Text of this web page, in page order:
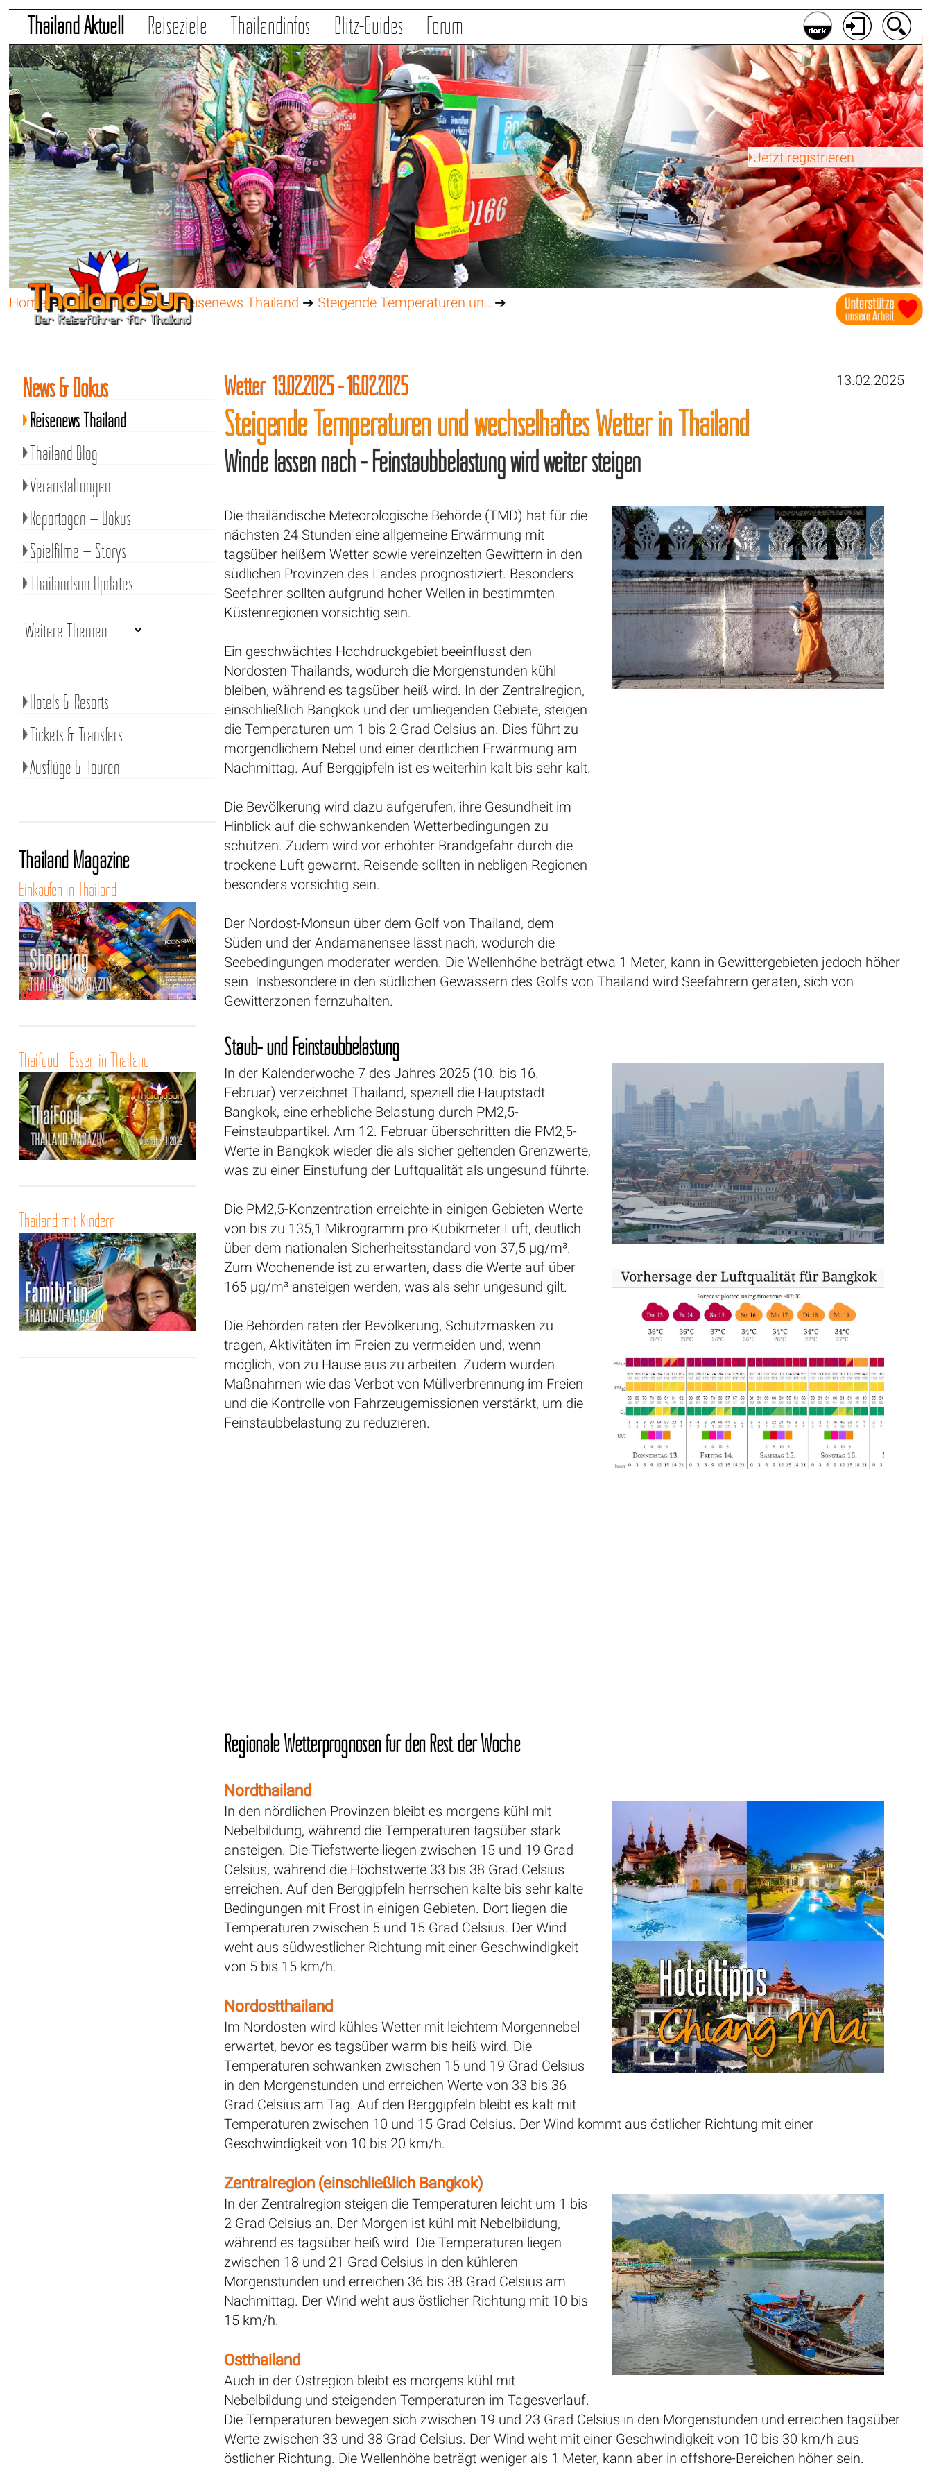
Thailand Aktuell Reiseziele Thailandinfos Blitz-Guides Forum
Jetzt registrieren
Home➔Thailand Aktuell➔Reisenews Thailand ➔ Steigende Temperaturen un...➔
13.02.2025
Wetter 13.02.2025 - 16.02.2025
Steigende Temperaturen und wechselhaftes Wetter in Thailand
Winde lassen nach - Feinstaubbelastung wird weiter steigen
Die thailändische Meteorologische Behörde (TMD) hat für die
nächsten 24 Stunden eine allgemeine Erwärmung mit
tagsüber heißem Wetter sowie vereinzelten Gewittern in den
südlichen Provinzen des Landes prognostiziert. Besonders
Seefahrer sollten aufgrund hoher Wellen in bestimmten
Küstenregionen vorsichtig sein.
Ein geschwächtes Hochdruckgebiet beeinflusst den
Nordosten Thailands, wodurch die Morgenstunden kühl
bleiben, während es tagsüber heiß wird. In der Zentralregion,
einschließlich Bangkok und der umliegenden Gebiete, steigen
die Temperaturen um 1 bis 2 Grad Celsius an. Dies führt zu
morgendlichem Nebel und einer deutlichen Erwärmung am
Nachmittag. Auf Berggipfeln ist es weiterhin kalt bis sehr kalt.
Die Bevölkerung wird dazu aufgerufen, ihre Gesundheit im
Hinblick auf die schwankenden Wetterbedingungen zu
schützen. Zudem wird vor erhöhter Brandgefahr durch die
trockene Luft gewarnt. Reisende sollten in nebligen Regionen
besonders vorsichtig sein.
Der Nordost-Monsun über dem Golf von Thailand, dem
Süden und der Andamanensee lässt nach, wodurch die
Seebedingungen moderater werden. Die Wellenhöhe beträgt etwa 1 Meter, kann in Gewittergebieten jedoch höher
sein. Insbesondere in den südlichen Gewässern des Golfs von Thailand wird Seefahrern geraten, sich von
Gewitterzonen fernzuhalten.
Staub- und Feinstaubbelastung
In der Kalenderwoche 7 des Jahres 2025 (10. bis 16.
Februar) verzeichnet Thailand, speziell die Hauptstadt
Bangkok, eine erhebliche Belastung durch PM2,5-
Feinstaubpartikel. Am 12. Februar überschritten die PM2,5-
Werte in Bangkok wieder die als sicher geltenden Grenzwerte,
was zu einer Einstufung der Luftqualität als ungesund führte.
Die PM2,5-Konzentration erreichte in einigen Gebieten Werte
von bis zu 135,1 Mikrogramm pro Kubikmeter Luft, deutlich
über dem nationalen Sicherheitsstandard von 37,5 µg/m³.
Zum Wochenende ist zu erwarten, dass die Werte auf über
165 µg/m³ ansteigen werden, was als sehr ungesund gilt.
Die Behörden raten der Bevölkerung, Schutzmasken zu
tragen, Aktivitäten im Freien zu vermeiden und, wenn
möglich, von zu Hause aus zu arbeiten. Zudem wurden
Maßnahmen wie das Verbot von Müllverbrennung im Freien
und die Kontrolle von Fahrzeugemissionen verstärkt, um die
Feinstaubbelastung zu reduzieren.
Regionale Wetterprognosen für den Rest der Woche
Nordthailand
In den nördlichen Provinzen bleibt es morgens kühl mit
Nebelbildung, während die Temperaturen tagsüber stark
ansteigen. Die Tiefstwerte liegen zwischen 15 und 19 Grad
Celsius, während die Höchstwerte 33 bis 38 Grad Celsius
erreichen. Auf den Berggipfeln herrschen kalte bis sehr kalte
Bedingungen mit Frost in einigen Gebieten. Dort liegen die
Temperaturen zwischen 5 und 15 Grad Celsius. Der Wind
weht aus südwestlicher Richtung mit einer Geschwindigkeit
von 5 bis 15 km/h.
Nordostthailand
Im Nordosten wird kühles Wetter mit leichtem Morgennebel
erwartet, bevor es tagsüber warm bis heiß wird. Die
Temperaturen schwanken zwischen 15 und 19 Grad Celsius
in den Morgenstunden und erreichen Werte von 33 bis 36
Grad Celsius am Tag. Auf den Berggipfeln bleibt es kalt mit
Temperaturen zwischen 10 und 15 Grad Celsius. Der Wind kommt aus östlicher Richtung mit einer
Geschwindigkeit von 10 bis 20 km/h.
Zentralregion (einschließlich Bangkok)
In der Zentralregion steigen die Temperaturen leicht um 1 bis
2 Grad Celsius an. Der Morgen ist kühl mit Nebelbildung,
während es tagsüber heiß wird. Die Temperaturen liegen
zwischen 18 und 21 Grad Celsius in den kühleren
Morgenstunden und erreichen 36 bis 38 Grad Celsius am
Nachmittag. Der Wind weht aus östlicher Richtung mit 10 bis
15 km/h.
Ostthailand
Auch in der Ostregion bleibt es morgens kühl mit
Nebelbildung und steigenden Temperaturen im Tagesverlauf.
Die Temperaturen bewegen sich zwischen 19 und 23 Grad Celsius in den Morgenstunden und erreichen tagsüber
Werte zwischen 33 und 38 Grad Celsius. Der Wind weht mit einer Geschwindigkeit von 10 bis 30 km/h aus
östlicher Richtung. Die Wellenhöhe beträgt weniger als 1 Meter, kann aber in offshore-Bereichen höher sein.
News & Dokus
Reisenews Thailand
Thailand Blog
Veranstaltungen
Reportagen + Dokus
Spielfilme + Storys
Thailandsun Updates
Hotels & Resorts
Tickets & Transfers
Ausflüge & Touren
Thailand Magazine
Einkaufen in Thailand
Thaifood - Essen in Thailand
Thailand mit Kindern